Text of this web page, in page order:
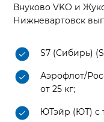
Внуково VKO и
Нижневартовск
S7 (Сибирь)
Аэрофлот/
от 25 кг;
ЮТэйр (ЮТ) с